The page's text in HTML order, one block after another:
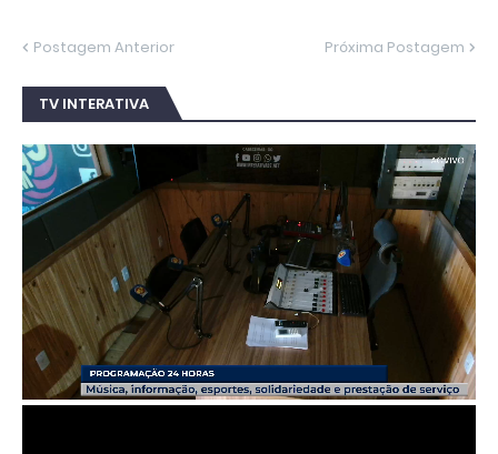
Postagem Anterior Próxima Postagem
TV INTERATIVA